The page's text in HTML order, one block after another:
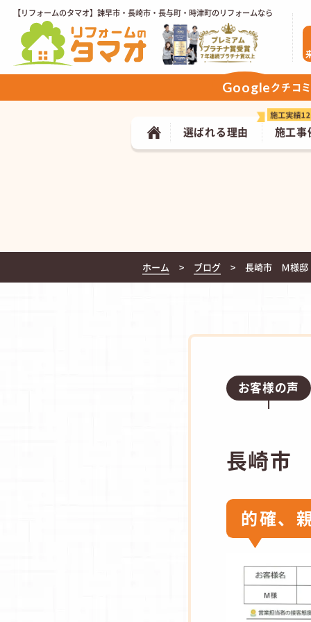
【リフォームのタマオ】諫早市・長崎市・長与町・時津町のリフォームなら
施工事
選ばれる理由
Googleクチコ
ホーム ブログ 長崎市 Ｍ様
お客様の声
長崎市
的確、